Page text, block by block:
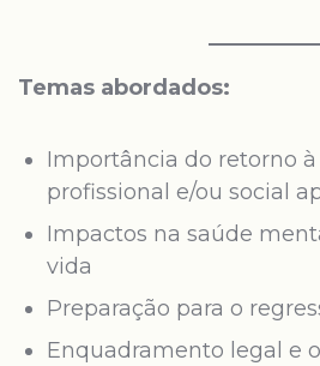
Temas abordados:
Importância do retorno
profissional e/ou social
Impactos na saúde
vida
Preparação para o
Enquadramento legal e